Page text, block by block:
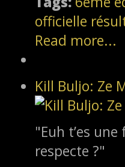
officielle
Read more...
Kill Buljo: Ze
"Euh t’es
respecte ?"